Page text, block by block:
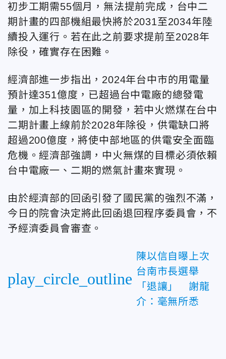
初步工期需55個月，無法提前完成，台中二
期計畫的四部機組最快將於2031至2034年陸
續投入運行。若在此之前要求提前至2028年
除役，確實存在困難。
經濟部進一步指出，2024年台中市的用電量
預計達351億度，已超過台中電廠的總發電
量，加上科技園區的開發，若中火燃煤在台中
二期計畫上線前於2028年除役，供電缺口將
超過200億度，將使中部地區的供電安全面臨
危機。經濟部強調，中火無煤的目標必須依賴
台中電廠一、二期的燃氣計畫來實現。
由於經濟部的回函引發了國民黨的強烈不滿，
今日的院會決定將此回函退回程序委員會，不
予經濟委員會審查。
play_circle_outline
陳以信自曝上次
台南市長選舉
「退讓」 謝龍
介：毫無所悉